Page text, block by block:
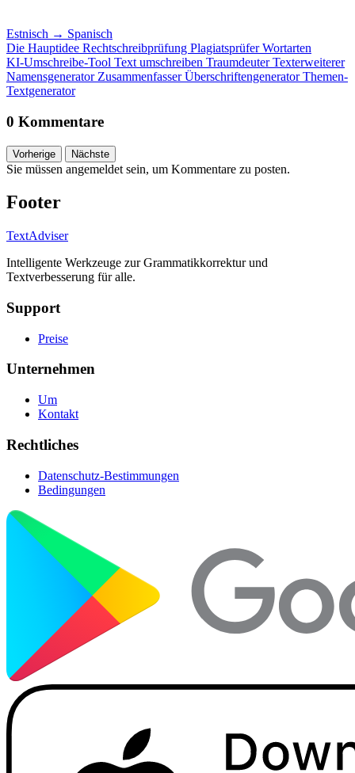
Estnisch → Spanisch
Die Hauptidee Rechtschreibprüfung PlagiatsprüferWortarten
KI-Umschreibe-Tool Text umschreiben TraumdeuterTexterweiterer
Namensgenerator ZusammenfasserÜberschriftengeneratorThemen-
Textgenerator
0 Kommentare
Vorherige Nächste
Sie müssen angemeldet sein, um Kommentare zu posten.
Footer
TextAdviser
Intelligente Werkzeuge zur Grammatikkorrektur und
Textverbesserung für alle.
Support
Preise
Unternehmen
Um
Kontakt
Rechtliches
Datenschutz-Bestimmungen
Bedingungen